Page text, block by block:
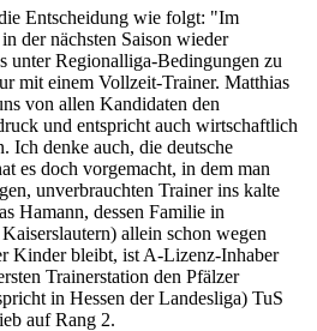
Entscheidung wie folgt: "Im
der nächsten Saison wieder
unter Regionalliga-Bedingungen zu
mit einem Vollzeit-Trainer. Matthias
von allen Kandidaten den
und entspricht auch wirtschaftlich
Ich denke auch, die deutsche
es doch vorgemacht, in dem man
unverbrauchten Trainer ins kalte
Hamann, dessen Familie in
allein schon wegen
Kinder bleibt, ist A-Lizenz-Inhaber
Trainerstation den Pfälzer
in Hessen der Landesliga) TuS
auf Rang 2.